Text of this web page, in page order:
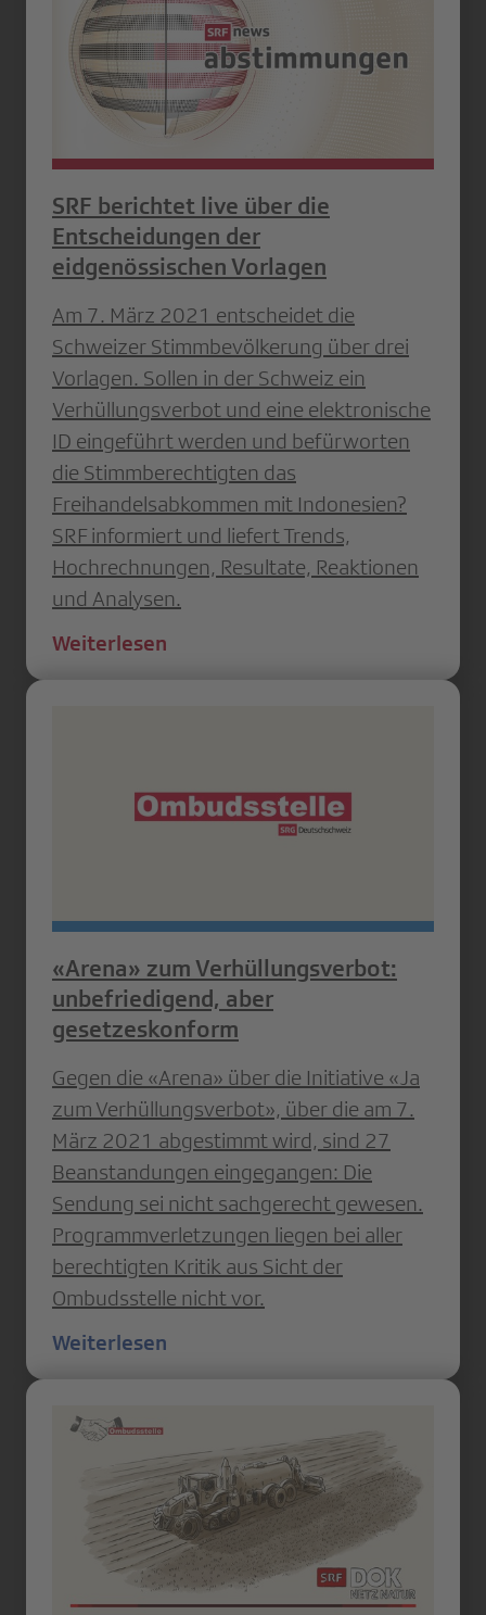
SRF berichtet live über die
Entscheidungen der
eidgenössischen Vorlagen
Am 7. März 2021 entscheidet die
Schweizer Stimmbevölkerung über drei
Vorlagen. Sollen in der Schweiz ein
Verhüllungsverbot und eine elektronische
ID eingeführt werden und befürworten
die Stimmberechtigten das
Freihandelsabkommen mit Indonesien?
SRF informiert und liefert Trends,
Hochrechnungen, Resultate, Reaktionen
und Analysen.
Weiterlesen
«Arena» zum Verhüllungsverbot:
unbefriedigend, aber
gesetzeskonform
Gegen die «Arena» über die Initiative «Ja
zum Verhüllungsverbot», über die am 7.
März 2021 abgestimmt wird, sind 27
Beanstandungen eingegangen: Die
Sendung sei nicht sachgerecht gewesen.
Programmverletzungen liegen bei aller
berechtigten Kritik aus Sicht der
Ombudsstelle nicht vor.
Weiterlesen